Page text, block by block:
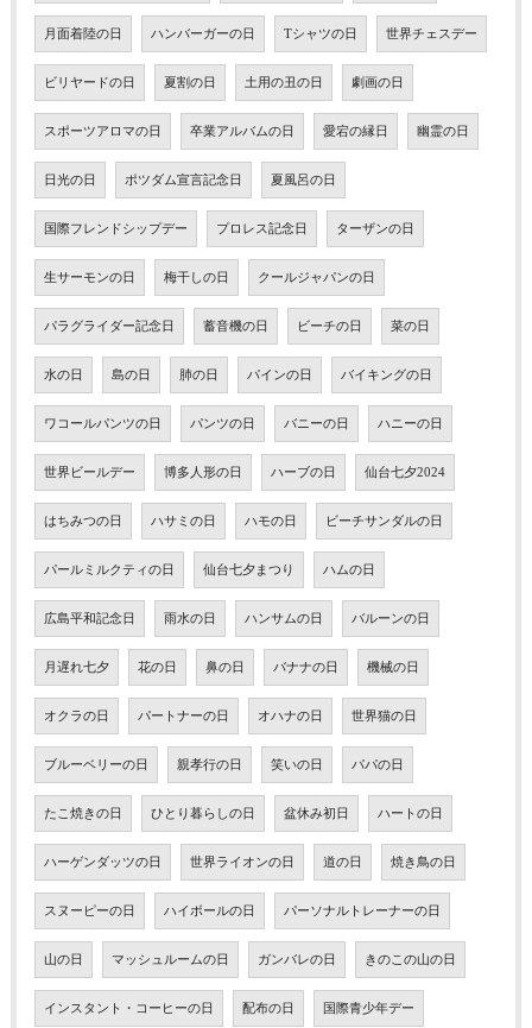
月面着陸の日 ハンバーガーの日 Tシャツの日 世界チェスデー
ビリヤードの日 夏割の日 土用の丑の日 劇画の日
スポーツアロマの日 卒業アルバムの日 愛宕の縁日 幽霊の日
日光の日 ポツダム宣言記念日 夏風呂の日
国際フレンドシップデー プロレス記念日 ターザンの日
生サーモンの日 梅干しの日 クールジャパンの日
パラグライダー記念日 蓄音機の日 ビーチの日 菜の日
水の日 島の日 肺の日 パインの日 バイキングの日
ワコールパンツの日 パンツの日 バニーの日 ハニーの日
世界ビールデー 博多人形の日 ハーブの日 仙台七夕2024
はちみつの日 ハサミの日 ハモの日 ビーチサンダルの日
パールミルクティの日 仙台七夕まつり ハムの日
広島平和記念日 雨水の日 ハンサムの日 バルーンの日
月遅れ七夕 花の日 鼻の日 バナナの日 機械の日
オクラの日 パートナーの日 オハナの日 世界猫の日
ブルーベリーの日 親孝行の日 笑いの日 パパの日
たこ焼きの日 ひとり暮らしの日 盆休み初日 ハートの日
ハーゲンダッツの日 世界ライオンの日 道の日 焼き鳥の日
スヌーピーの日 ハイボールの日 パーソナルトレーナーの日
山の日 マッシュルームの日 ガンバレの日 きのこの山の日
インスタント・コーヒーの日 配布の日 国際青少年デー